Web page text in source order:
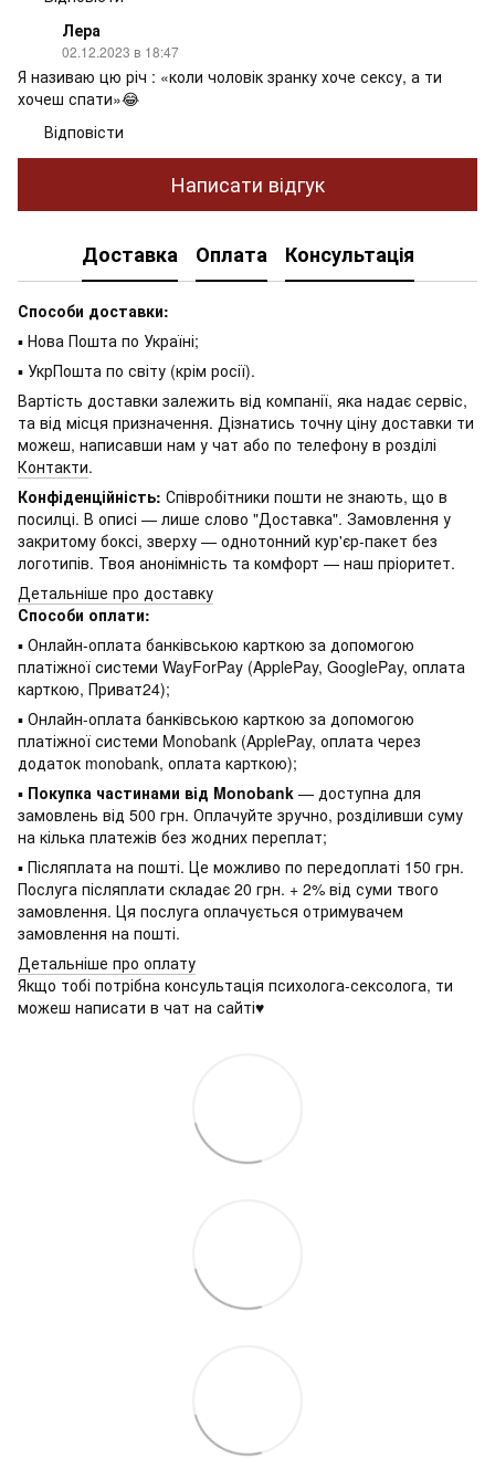
Лера
02.12.2023 в 18:47
Я називаю цю річ : «коли чоловік зранку хоче сексу, а ти
хочеш спати»😂
Відповісти
Написати відгук
Доставка Оплата Консультація
Способи доставки:
▪ Нова Пошта по Україні;
▪ УкрПошта по світу (крім росії).
Вартість доставки залежить від компанії, яка надає сервіс,
та від місця призначення. Дізнатись точну ціну доставки ти
можеш, написавши нам у чат або по телефону в розділі
Контакти.
Конфіденційність: Співробітники пошти не знають, що в
посилці. В описі — лише слово "Доставка". Замовлення у
закритому боксі, зверху — однотонний кур'єр-пакет без
логотипів. Твоя анонімність та комфорт — наш пріоритет.
Детальніше про доставку
Способи оплати:
▪ Онлайн-оплата банківською карткою за допомогою
платіжної системи WayForPay (ApplePay, GooglePay, оплата
карткою, Приват24);
▪ Онлайн-оплата банківською карткою за допомогою
платіжної системи Monobank (ApplePay, оплата через
додаток monobank, оплата карткою);
▪ Покупка частинами від Monobank — доступна для
замовлень від 500 грн. Оплачуйте зручно, розділивши суму
на кілька платежів без жодних переплат;
▪ Післяплата на пошті. Це можливо по передоплаті 150 грн.
Послуга післяплати складає 20 грн. + 2% від суми твого
замовлення. Ця послуга оплачується отримувачем
замовлення на пошті.
Детальніше про оплату
Якщо тобі потрібна консультація психолога-сексолога, ти
можеш написати в чат на сайті♥